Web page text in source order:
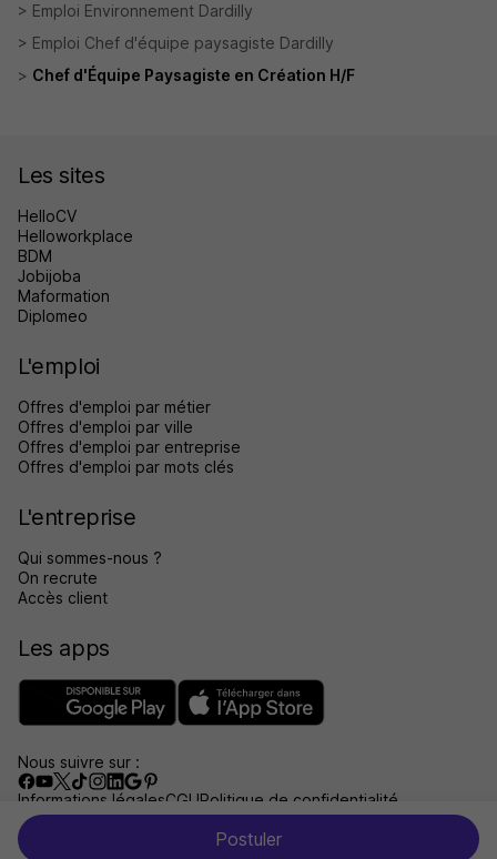
Postuler
Emploi Environnement Dardilly
Emploi Chef d'équipe paysagiste Dardilly
Chef d'Équipe Paysagiste en Création H/F
Les sites
HelloCV
Helloworkplace
BDM
Jobijoba
Maformation
Diplomeo
L'emploi
Offres d'emploi par métier
Offres d'emploi par ville
Offres d'emploi par entreprise
Offres d'emploi par mots clés
L'entreprise
Qui sommes-nous ?
On recrute
Accès client
Les apps
Nous suivre sur :
Informations légalesCGUPolitique de confidentialité
Gérer les traceursAccessibilité : non conforme
Aide et contact